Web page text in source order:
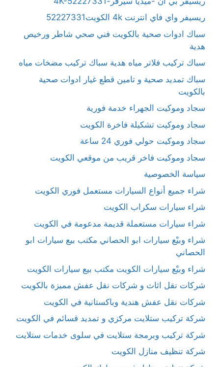
ريسيفر واي فاي انترنت 4k الكويت52227331
سباك ادوات صحية بالكويت فني صحي شاطر ورخيص
هدية
سباك تركيب فلاتر مياه هدية سباك تركيب مضخات مياه
سباك تمديد صحية و تامين قطع غيار ادوات صحية
بالكويت
سجاد وموكيت الجهراء خدمة فورية
سجاد وموكيت تشكيلة فاخرة الكويت
سجاد وموكيت حولي فوري 24 ساعة
سجاد وموكيت فاخر قريب من موقعي الكويت
سياسة الخصوصية
شراء جميع أنواع السيارات مستعمل فوري الكويت
شراء سيارات سكراب الكويت
شراء سيارات مستعملة قديمة مدعومة في الكويت
شراء وبيْع سيارات ابو الحصاني مكتب بيع سيارات ابو
الحصاني
شراء وبيْع سيارات الكويت مكتب بيع سيارات الكويت
شركات نقل اثاث و شركات نقل عفش مميزة بالكويت
شركات نقل عفش هندية وباكستانية في الكويت
شركة تركيب ستلايت مركزي و تمديد قسائم في الكويت
شركة تركيب وبرمجة ستلايت في سلوى خدمات ستلايت
شركة تنظيف منازل الكويت